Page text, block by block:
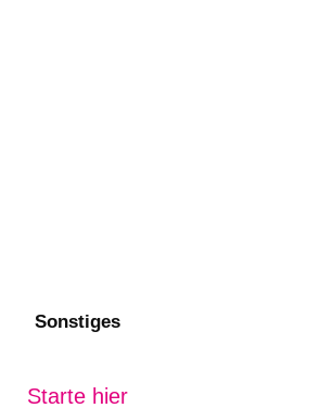
Sonstiges
Starte hier